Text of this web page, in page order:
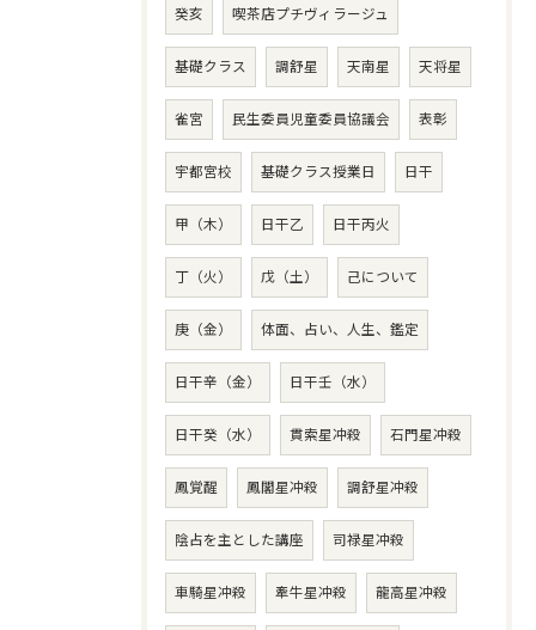
癸亥 喫茶店プチヴィラージュ
基礎クラス 調舒星 天南星 天将星
雀宮 民生委員児童委員協議会 表彰
宇都宮校 基礎クラス授業日 日干
甲（木） 日干乙 日干丙火
丁（火） 戊（土） 己について
庚（金） 体面、占い、人生、鑑定
日干辛（金） 日干壬（水）
日干癸（水） 貫索星冲殺 石門星冲殺
鳳覚醒 鳳閣星冲殺 調舒星冲殺
陰占を主とした講座 司禄星冲殺
車騎星冲殺 牽牛星冲殺 龍高星冲殺